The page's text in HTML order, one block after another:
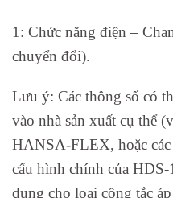
1: Chức năng điện –
chuyển đổi).
Lưu ý: Các thông số có
vào nhà sản xuất cụ thể
HANSA-FLEX, hoặc các
cấu hình chính của
dụng cho loại công tắc